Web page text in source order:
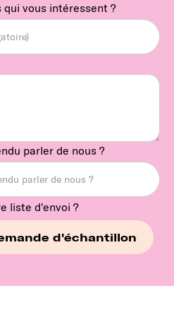
vous intéressent ?
parler de nous ?
liste d'envoi ?